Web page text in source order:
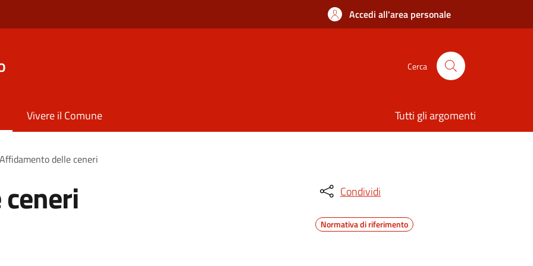
Accedi all'area personale
Cerca
Vivere il Comune Tutti gli argomenti
Affidamento delle ceneri
Condividi
Normativa di riferimento